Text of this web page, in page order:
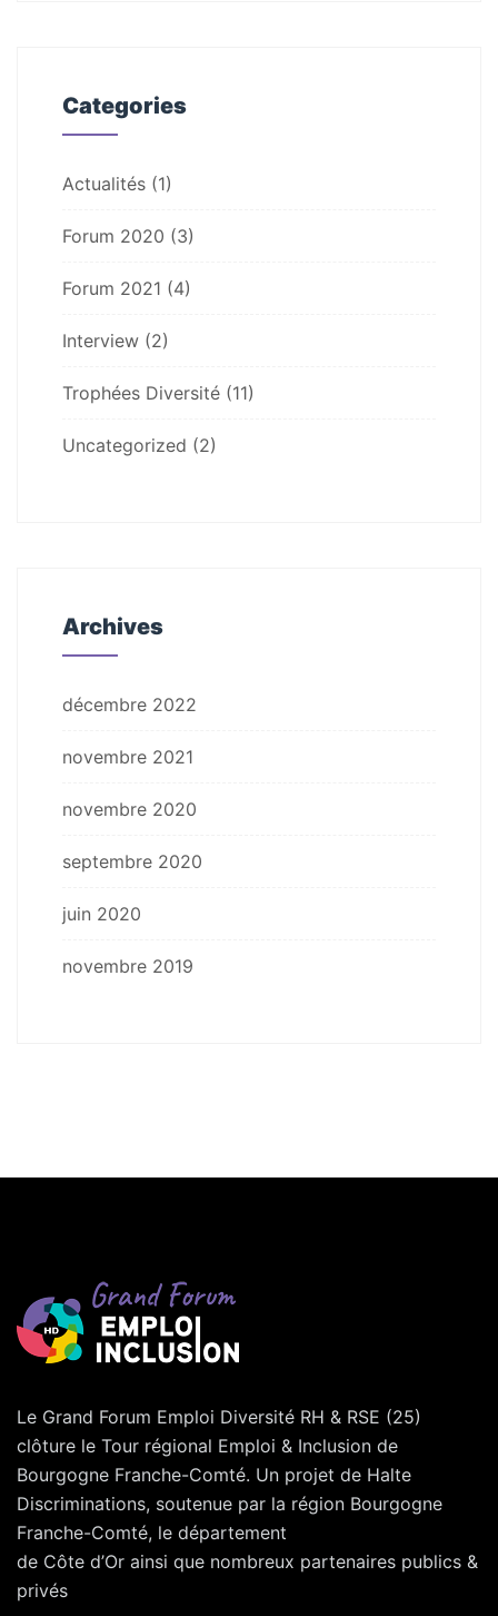
Categories
Actualités (1)
Forum 2020 (3)
Forum 2021 (4)
Interview (2)
Trophées Diversité (11)
Uncategorized (2)
Archives
décembre 2022
novembre 2021
novembre 2020
septembre 2020
juin 2020
novembre 2019
Le Grand Forum Emploi Diversité RH & RSE (25)
clôture le Tour régional Emploi & Inclusion de
Bourgogne Franche-Comté. Un projet de Halte
Discriminations, soutenue par la région Bourgogne
Franche-Comté, le département
de Côte d’Or ainsi que nombreux partenaires publics &
privés